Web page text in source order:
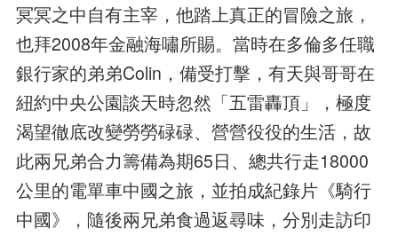
冥冥之中自有主宰，他踏上真正的冒險之旅，
也拜2008年金融海嘯所賜。當時在多倫多任職
銀行家的弟弟Colin，備受打擊，有天與哥哥在
紐約中央公園談天時忽然「五雷轟頂」，極度
渴望徹底改變勞勞碌碌、營營役役的生活，故
此兩兄弟合力籌備為期65日、總共行走18000
公里的電單車中國之旅，並拍成紀錄片《騎行
中國》，隨後兩兄弟食過返尋味，分別走訪印